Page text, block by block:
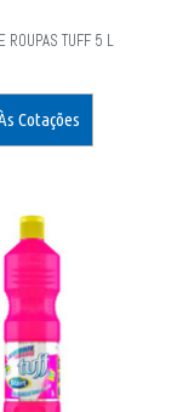
ROUPAS TUFF 5 L
Cotações